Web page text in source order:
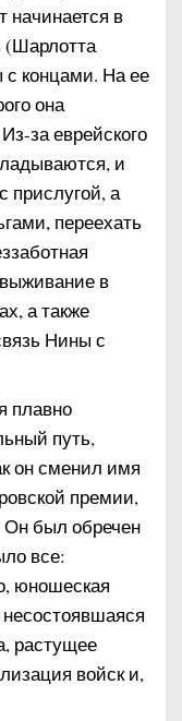
в
(Шарлотта
с концами. На ее
она
за еврейского
и
прислугой, а
переехать
в
а также
Нины с
плавно
путь,
он сменил имя
премии,
Он был обречен
все:
юношеская
растущее
войск и,